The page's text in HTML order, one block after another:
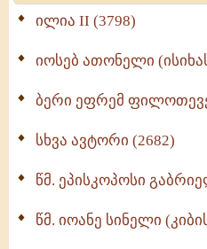
Wisdomge (514)
ქადაგებანი გაბრიელ
სულიერი ცხოვრების
ნაწილი II (369)
ილია II (3798)
იოსებ ათონელი
ბერი ეფრემ
სხვა ავტორი (2682)
წმ. ეპისკოპოსი
წმ. იოანე სინელი